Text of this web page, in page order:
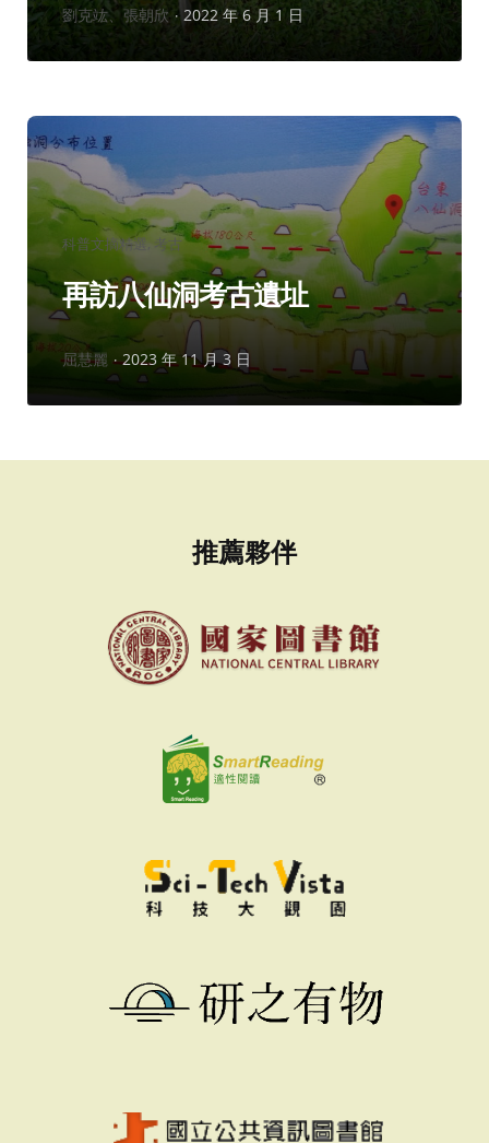
作
者：
劉克竑、張朝欣 2022 年 6 月 1 日
分
類：
科普文摘精選 考古
再訪八仙洞考古遺址
作
屈慧麗 2023 年 11 月 3 日
推薦夥伴